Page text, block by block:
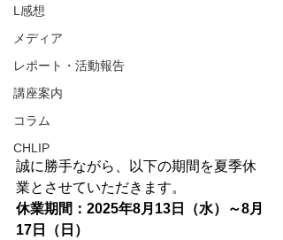
L感想
メディア
レポート・活動報告
講座案内
コラム
CHLIP
誠に勝手ながら、以下の期間を夏季休
業とさせていただきます。
休業期間：2025年8月13日（水）～8月
17日（日）